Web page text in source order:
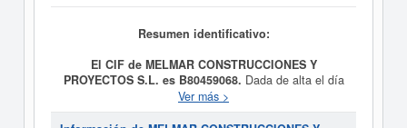
Resumen identificativo:
El CIF de MELMAR CONSTRUCCIONES Y
PROYECTOS S.L. es B80459068. Dada de alta el día
30/10/1992, la empresaMELMAR CONSTRUCCIONES
Y PROYECTOS S.L.tiene como propósito
Ver más >